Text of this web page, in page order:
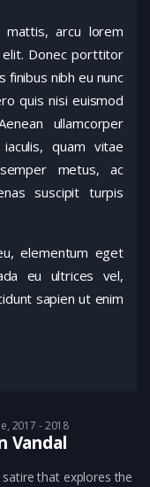
mattis, arcu lorem
Donec porttitor
finibus nibh eu nunc
quis nisi euismod
ullamcorper
quam vitae
metus, ac
suscipit turpis
elementum eget
eu ultrices vel,
sapien ut enim
2017 - 2018
Vandal
that explores the